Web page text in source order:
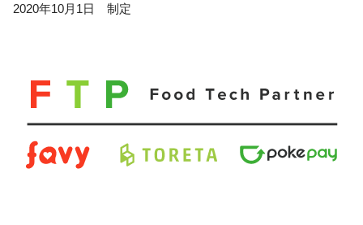
2020年10月1日 制定